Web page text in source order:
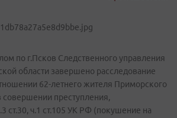
по г.Псков Следственного управления
области завершено расследование
62-летнего жителя Приморского
совершении преступления,
ст.30, ч.1 ст.105 УК РФ (покушение на